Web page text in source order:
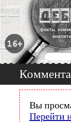
Вы
Перейти